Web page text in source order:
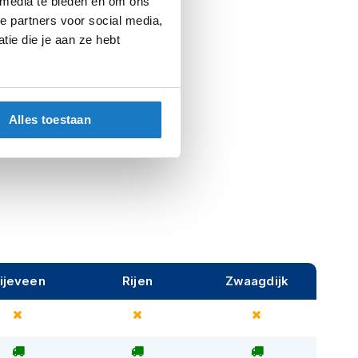
partners voor social media,
die je aan ze hebt
Alles toestaan
Onepiece Black/White
Motorpakken
Rijen Zwaagdijk